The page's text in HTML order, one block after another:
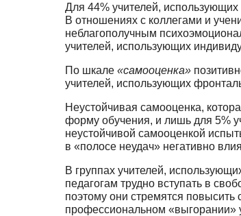
Для 44% учителей,
В отношениях с коллегами и
неблагополучным
учителей, использующих
По шкале «самооценка»
учителей, использующих
Неустойчивая самооценка,
форму обучения, и лишь для 5%
неустойчивой самооценкой
в «полосе неудач» негативно
В группах учителей,
педагогам трудно вступать в
поэтому они стремятся
профессиональном «выгорании»